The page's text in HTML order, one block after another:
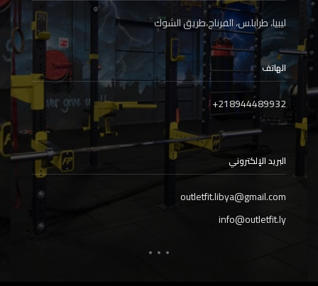
ليبيا، طرابلس، الفرناج،طريق الشوك
الهاتف
218944489932
+
البريد الإلكتروني
outletfit.libya@gmail.com
info@outletfit.ly